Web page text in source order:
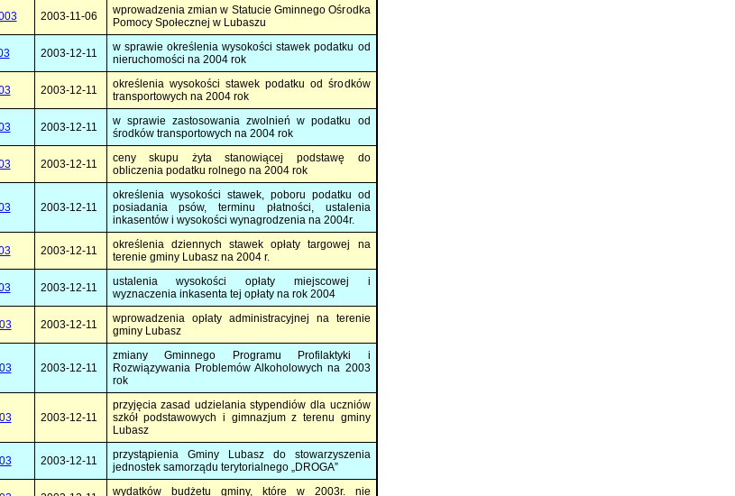
2003-11-06
wprowadzenia zmian w Statucie Gminnego Ośrodka
Pomocy Społecznej w Lubaszu
2003-12-11
w sprawie określenia wysokości stawek podatku od
nieruchomości na 2004 rok
2003-12-11
określenia wysokości stawek podatku od środków
transportowych na 2004 rok
2003-12-11
w sprawie zastosowania zwolnień w podatku od
środków transportowych na 2004 rok
2003-12-11
ceny skupu żyta stanowiącej podstawę do
obliczenia podatku rolnego na 2004 rok
2003-12-11
określenia wysokości stawek, poboru podatku od
posiadania psów, terminu płatności, ustalenia
inkasentów i wysokości wynagrodzenia na 2004r.
2003-12-11
określenia dziennych stawek opłaty targowej na
terenie gminy Lubasz na 2004 r.
2003-12-11
ustalenia wysokości opłaty miejscowej i
wyznaczenia inkasenta tej opłaty na rok 2004
2003-12-11
wprowadzenia opłaty administracyjnej na terenie
gminy Lubasz
2003-12-11
zmiany Gminnego Programu Profilaktyki i
Rozwiązywania Problemów Alkoholowych na 2003
rok
2003-12-11
przyjęcia zasad udzielania stypendiów dla uczniów
szkół podstawowych i gimnazjum z terenu gminy
Lubasz
2003-12-11
przystąpienia Gminy Lubasz do stowarzyszenia
jednostek samorządu terytorialnego „DROGA”
wydatków budżetu gminy, które w 2003r. nie